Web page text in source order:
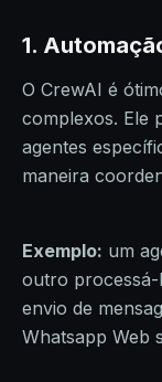
1.
O CrewAI é
complexos. Ele
agentes
maneira
Exemplo: um
outro
envio de
Whatsapp Web